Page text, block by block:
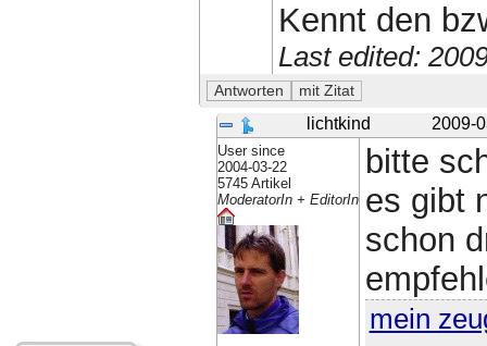
Kennt den
Last edited:
lichtkind 2009-
User since
2004-03-22
5745 Artikel
ModeratorIn + EditorIn
bitte
es gibt
schon
mein